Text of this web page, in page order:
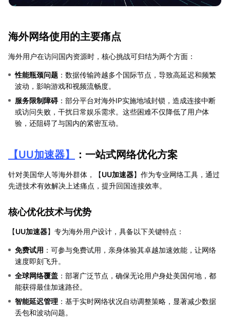
海外网络使用的主要痛点
海外用户在访问国内资源时，核心挑战可归结为两个方面：
性能瓶颈问题 ：数据传输跨越多个国际节点，导致高延迟和频繁
波动，影响游戏和视频流畅度。
服务限制障碍：部分平台对海外IP实施地域封锁，造成连接中断
或访问失败，干扰日常娱乐需求。这些困难不仅降低了用户体
验，还阻碍了与国内的紧密互动。
【UU加速器】 ：一站式网络优化方案
针对美国华人等海外群体，【UU加速器】作为专业网络工具，通过
先进技术有效解决上述痛点，提升回国连接效率。
核心优化技术与优势
【UU加速器】专为海外用户设计，具备以下关键特点：
免费试用 ：可参与免费试用，亲身体验其卓越加速效能，让网络
速度即刻飞升。
全球网络覆盖 ：部署广泛节点，确保无论用户身处美国何地，都
能获得最佳加速路径。
智能延迟管理 ：基于实时网络状况自动调整策略，显著减少数据
丢包和波动问题。